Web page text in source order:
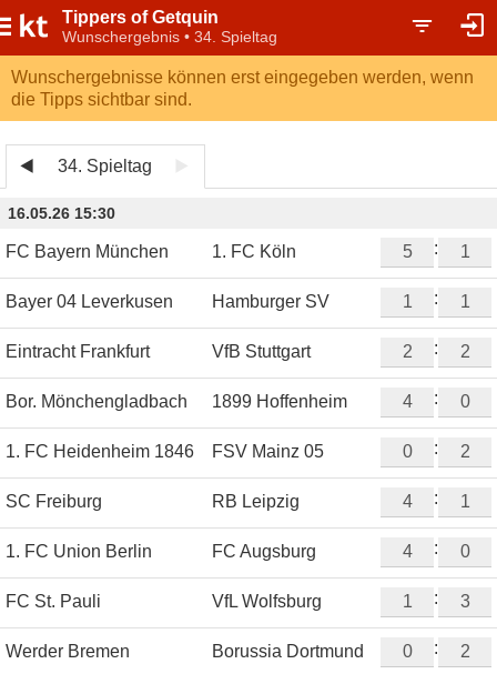
Tippers of Getquin
Wunschergebnis • 34. Spieltag
Wunschergebnisse können erst eingegeben werden, wenn
die Tipps sichtbar sind.
34. Spieltag
16.05.26 15:30
FC Bayern München 1. FC Köln :
Bayer 04 Leverkusen Hamburger SV :
Eintracht Frankfurt VfB Stuttgart :
Bor. Mönchengladbach 1899 Hoffenheim :
1. FC Heidenheim 1846 FSV Mainz 05 :
SC Freiburg RB Leipzig :
1. FC Union Berlin FC Augsburg :
FC St. Pauli VfL Wolfsburg :
Werder Bremen Borussia Dortmund :